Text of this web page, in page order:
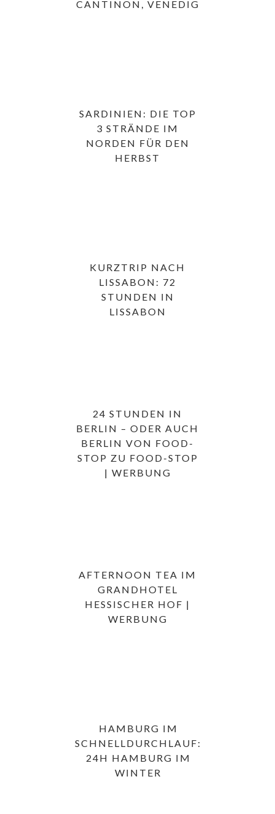
CANTINON, VENEDIG
SARDINIEN: DIE TOP
3 STRÄNDE IM
NORDEN FÜR DEN
HERBST
KURZTRIP NACH
LISSABON: 72
STUNDEN IN
LISSABON
24 STUNDEN IN
BERLIN – ODER AUCH
BERLIN VON FOOD-
STOP ZU FOOD-STOP
| WERBUNG
AFTERNOON TEA IM
GRANDHOTEL
HESSISCHER HOF |
WERBUNG
HAMBURG IM
SCHNELLDURCHLAUF:
24H HAMBURG IM
WINTER